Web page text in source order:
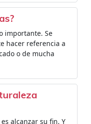
importante. Se
hacer referencia a
o de mucha
alcanzar su fin. Y